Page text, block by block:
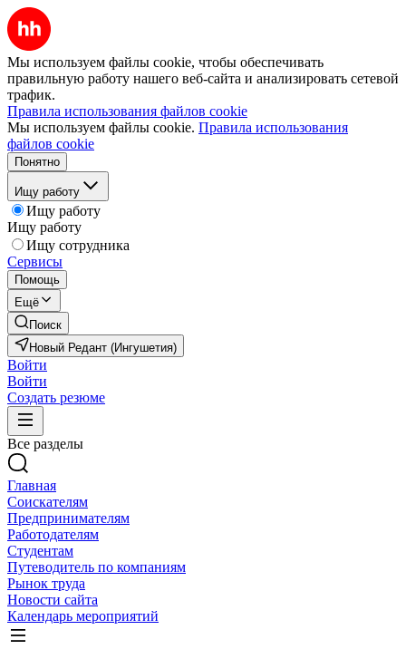
Мы используем файлы cookie, чтобы обеспечивать
правильную работу нашего веб-сайта и анализировать сетевой
трафик.
Правила использования файлов cookie
Мы используем файлы cookie. Правила использования
файлов cookie
Понятно
Ищу работу
Ищу работу
Ищу работу
Ищу сотрудника
Сервисы
Помощь
Ещё
Поиск
Новый Редант (Ингушетия)
Войти
Войти
Создать резюме
Все разделы
Главная
Соискателям
Предпринимателям
Работодателям
Студентам
Путеводитель по компаниям
Рынок труда
Новости сайта
Календарь мероприятий